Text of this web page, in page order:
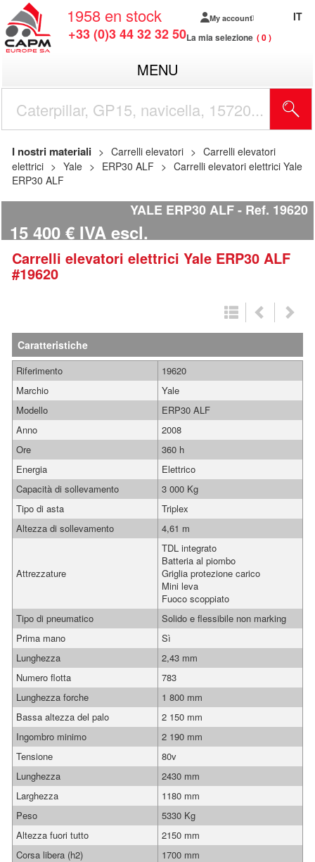
1958 en stock
+33 (0)3 44 32 32 50
My account
La mia selezione 0
IT
MENU
I nostri materiali Carrelli elevatori
Carrelli elevatori
elettrici
Yale ERP30 ALF
Carrelli elevatori elettrici Yale
ERP30 ALF
YALE ERP30 ALF Ref. 19620
15 400 € IVA escl.
Carrelli elevatori elettrici Yale ERP30 ALF
#19620
Caratteristiche
Riferimento
19620
Marchio
Yale
Modello
ERP30 ALF
Anno
2008
Ore
360 h
Energia
Elettrico
Capacità di sollevamento
3 000 Kg
Tipo di asta
Triplex
Altezza di sollevamento
4,61 m
Attrezzature
TDL integrato
Batteria al piombo
Griglia protezione carico
Mini leva
Fuoco scoppiato
Tipo di pneumatico
Solido e flessibile non marking
Prima mano
Sì
Lunghezza
2,43 mm
Numero flotta
783
Lunghezza forche
1 800 mm
Bassa altezza del palo
2 150 mm
Ingombro minimo
2 190 mm
Tensione
80v
Lunghezza
2430 mm
Larghezza
1180 mm
Peso
5330 Kg
Altezza fuori tutto
2150 mm
Corsa libera (h2)
1700 mm